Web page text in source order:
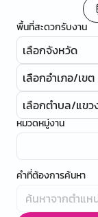
พื้นที่สะดวกรับงาน
เลือกจังหวัด
เลือกอำเภอ/เขต
เลือกตำบล/แขว
หมวดหมู่งาน
คำที่ต้องการค้นหา